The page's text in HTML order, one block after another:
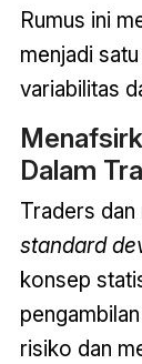
Rumus ini
menjadi
variabilitas
Dalam
Traders
standard
konsep
risiko dan